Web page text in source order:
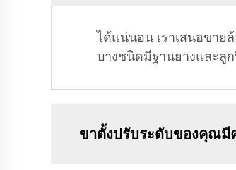
ได้แน่นอน เราเสนอขาย
บางชนิดมีฐานยางและลู
ขาตั้งปรับระดับของคุณ